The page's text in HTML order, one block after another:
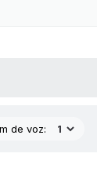
de voz: